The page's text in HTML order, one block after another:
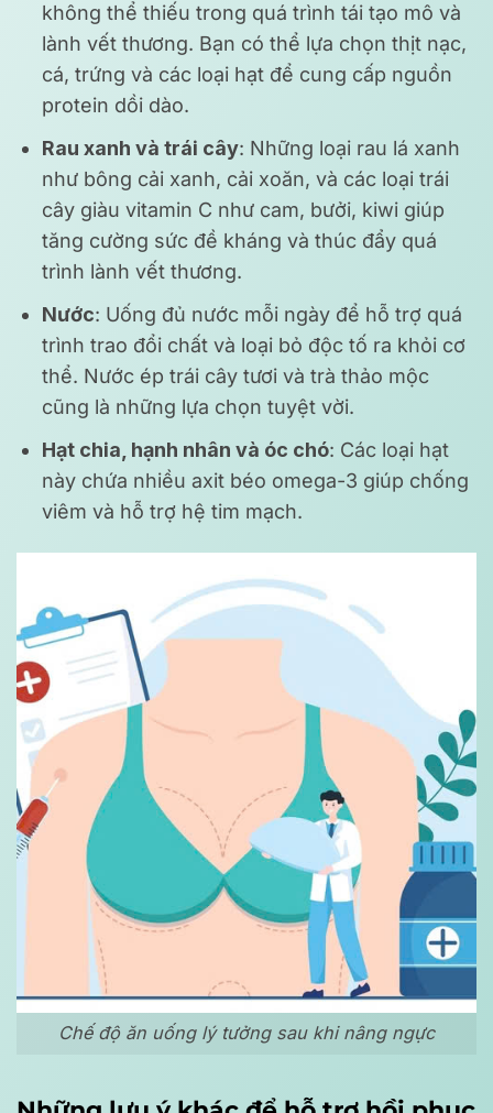
không thể thiếu trong quá trình tái tạo mô và
lành vết thương. Bạn có thể lựa chọn thịt nạc,
cá, trứng và các loại hạt để cung cấp nguồn
protein dồi dào.
Rau xanh và trái cây: Những loại rau lá xanh
như bông cải xanh, cải xoăn, và các loại trái
cây giàu vitamin C như cam, bưởi, kiwi giúp
tăng cường sức đề kháng và thúc đẩy quá
trình lành vết thương.
Nước: Uống đủ nước mỗi ngày để hỗ trợ quá
trình trao đổi chất và loại bỏ độc tố ra khỏi cơ
thể. Nước ép trái cây tươi và trà thảo mộc
cũng là những lựa chọn tuyệt vời.
Hạt chia, hạnh nhân và óc chó: Các loại hạt
này chứa nhiều axit béo omega-3 giúp chống
viêm và hỗ trợ hệ tim mạch.
Chế độ ăn uống lý tưởng sau khi nâng ngực